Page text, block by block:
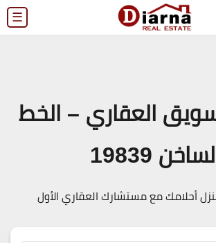
☰
العقاري – الخط
19839
أحلامك مع مستشارك العقاري الأول